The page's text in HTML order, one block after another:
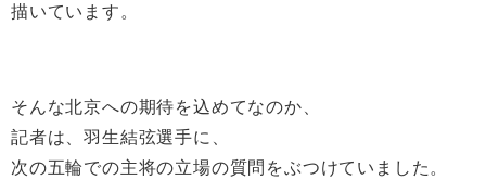
描いています。
そんな北京への期待を込めてなのか、
記者は、羽生結弦選手に、
次の五輪での主将の立場の質問をぶつけていました。